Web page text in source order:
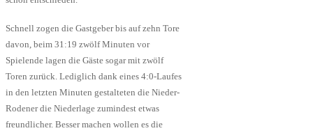
Schnell zogen die Gastgeber bis auf zehn Tore
davon, beim 31:19 zwölf Minuten vor
Spielende lagen die Gäste sogar mit zwölf
Toren zurück. Lediglich dank eines 4:0-Laufes
in den letzten Minuten gestalteten die Nieder-
Rodener die Niederlage zumindest etwas
freundlicher. Besser machen wollen es die